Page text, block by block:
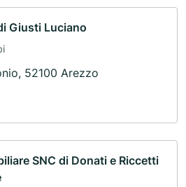
Giusti Luciano
52100 Arezzo
SNC di Donati e Riccetti